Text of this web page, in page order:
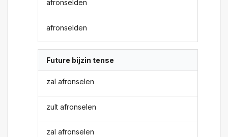
afronselden
afronselden
Future bijzin tense
zal afronselen
zult afronselen
zal afronselen